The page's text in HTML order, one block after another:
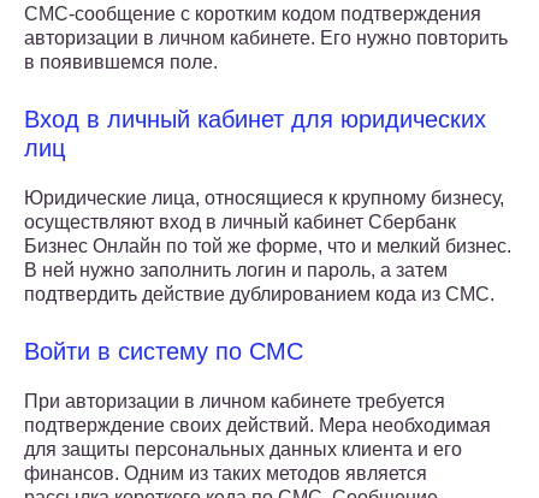
СМС-сообщение с коротким кодом подтверждения
авторизации в личном кабинете. Его нужно повторить
в появившемся поле.
Вход в личный кабинет для юридических
лиц
Юридические лица, относящиеся к крупному бизнесу,
осуществляют вход в личный кабинет Сбербанк
Бизнес Онлайн по той же форме, что и мелкий бизнес.
В ней нужно заполнить логин и пароль, а затем
подтвердить действие дублированием кода из СМС.
Войти в систему по СМС
При авторизации в личном кабинете требуется
подтверждение своих действий. Мера необходимая
для защиты персональных данных клиента и его
финансов. Одним из таких методов является